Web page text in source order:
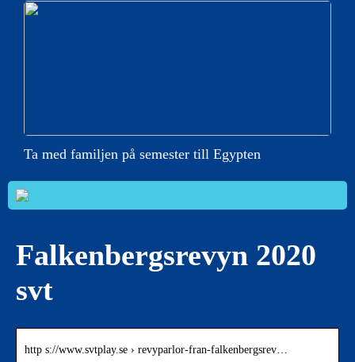
Ta med familjen på semester till Egypten
Falkenbergsrevyn 2020
svt
http s://www.svtplay.se › revyparlor-fran-falkenbergsrev…